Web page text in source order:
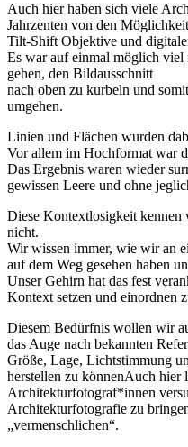
Auch hier haben sich viele
Jahrzenten von den
Tilt-Shift Objektive und
Es war auf einmal möglich viel
gehen, den Bildausschnitt
nach oben zu kurbeln und
umgehen.
Linien und Flächen wurden
Vor allem im Hochformat war
Das Ergebnis waren wieder
gewissen Leere und ohne
Diese Kontextlosigkeit kennen
nicht.
Wir wissen immer, wie wir an
auf dem Weg gesehen haben
Unser Gehirn hat das fest
Kontext setzen und einordnen
Diesem Bedürfnis wollen wir
das Auge nach bekannten
Größe, Lage, Lichtstimmung
herstellen zu könnenAuch hier
Architekturfotograf*innen
Architekturfotografie zu
„vermenschlichen“.